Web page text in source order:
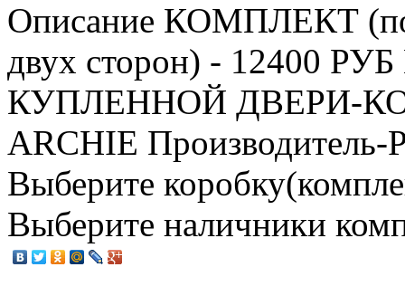
Описание КОМПЛЕКТ
двух сторон) - 12400
КУПЛЕННОЙ ДВЕРИ-
ARCHIE Производитель-
Выберите
Выберите наличники